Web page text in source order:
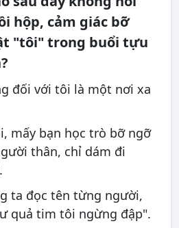
hộp, cảm giác bỡ
"tôi" trong buổi tựu
đối với tôi là một nơi xa
mấy bạn học trò bỡ ngỡ
thân, chỉ dám đi
ta đọc tên từng người,
quả tim tôi ngừng đập".